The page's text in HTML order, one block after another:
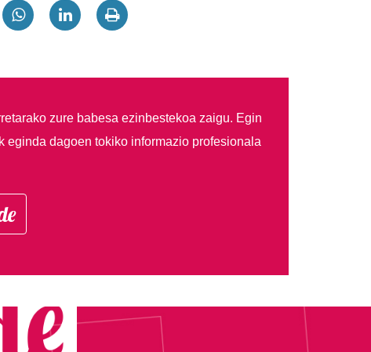
zure babesa ezinbestekoa zaigu. Egin
eginda dagoen tokiko informazio profesionala